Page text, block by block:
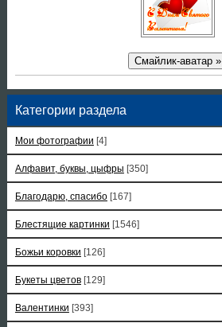
Смайлик-аватар »
Категории раздела
Мои фотографии [4]
Алфавит, буквы, цыфры [350]
Благодарю, спасибо [167]
Блестящие картинки [1546]
Божьи коровки [126]
Букеты цветов [129]
Валентинки [393]